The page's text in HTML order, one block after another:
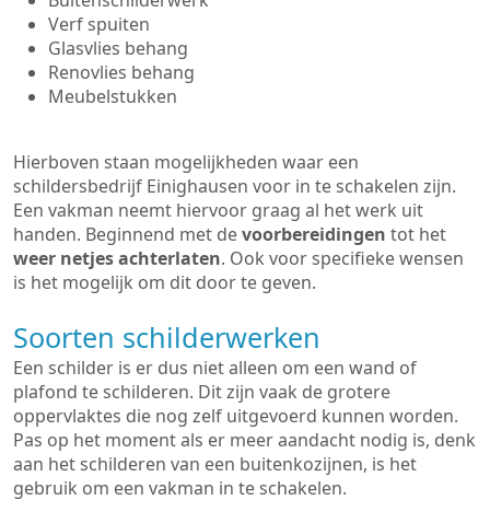
Verf spuiten
Glasvlies behang
Renovlies behang
Meubelstukken
Hierboven staan mogelijkheden waar een
schildersbedrijf Einighausen voor in te schakelen zijn.
Een vakman neemt hiervoor graag al het werk uit
handen. Beginnend met devoorbereidingen tot het
weer netjes achterlaten. Ook voor specifieke wensen
is het mogelijk om dit door te geven.
Soorten schilderwerken
Een schilder is er dus niet alleen om een wand of
plafond te schilderen. Dit zijn vaak de grotere
oppervlaktes die nog zelf uitgevoerd kunnen worden.
Pas op het moment als er meer aandacht nodig is, denk
aan het schilderen van een buitenkozijnen, is het
gebruik om een vakman in te schakelen.